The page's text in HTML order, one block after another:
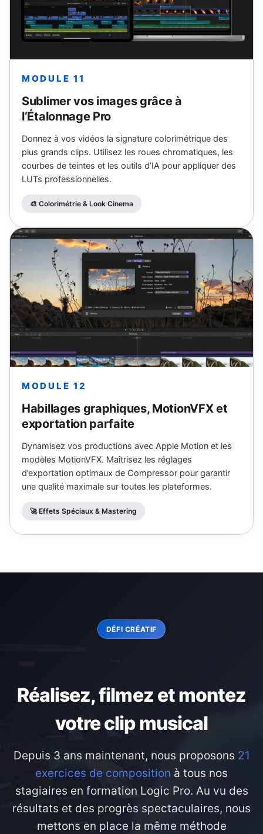
MODULE 11
Sublimer vos images grâce à
l’Étalonnage Pro
Donnez à vos vidéos la signature colorimétrique des
plus grands clips. Utilisez les roues chromatiques, les
courbes de teintes et les outils d’IA pour appliquer des
LUTs professionnelles.
🎨 Colorimétrie & Look Cinema
MODULE 12
Habillages graphiques, MotionVFX et
exportation parfaite
Dynamisez vos productions avec Apple Motion et les
modèles MotionVFX. Maîtrisez les réglages
d’exportation optimaux de Compressor pour garantir
une qualité maximale sur toutes les plateformes.
🚀 Effets Spéciaux & Mastering
DÉFI CRÉATIF
Réalisez, filmez et montez
votre clip musical
Depuis 3 ans maintenant, nous proposons 21
exercices de composition à tous nos
stagiaires en formation Logic Pro. Au vu des
résultats et des progrès spectaculaires, nous
mettons en place la même méthode